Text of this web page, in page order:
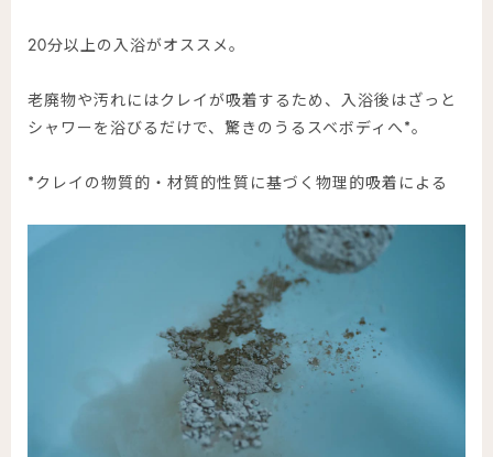
20分以上の入浴がオススメ。
老廃物や汚れにはクレイが吸着するため、入浴後はざっと
シャワーを浴びるだけで、驚きのうるスベボディへ*。
*クレイの物質的・材質的性質に基づく物理的吸着による